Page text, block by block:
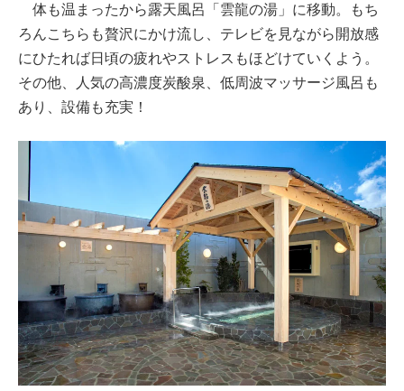
体も温まったから露天風呂「雲龍の湯」に移動。もち
ろんこちらも贅沢にかけ流し、テレビを見ながら開放感
にひたれば日頃の疲れやストレスもほどけていくよう。
その他、人気の高濃度炭酸泉、低周波マッサージ風呂も
あり、設備も充実！